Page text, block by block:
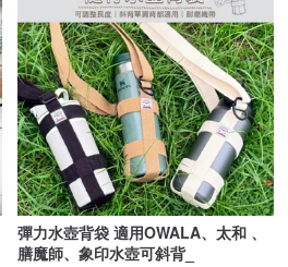
彈力水壺背袋 適用OWALA、太和 、
膳魔師、象印水壺可斜背_